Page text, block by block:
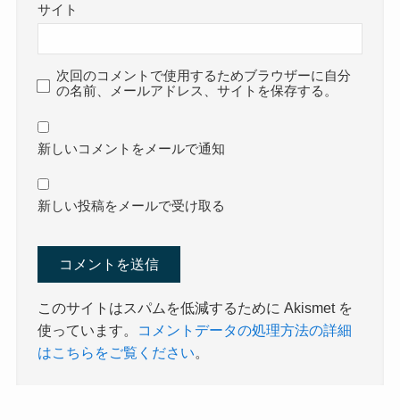
サイト
次回のコメントで使用するためブラウザーに自分
の名前、メールアドレス、サイトを保存する。
新しいコメントをメールで通知
新しい投稿をメールで受け取る
このサイトはスパムを低減するために Akismet を
使っています。
コメントデータの処理方法の詳細
はこちらをご覧ください。